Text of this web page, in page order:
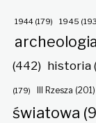
1944(179) 1945
archeologia
(442) historia
(179) III Rzesza (201)
światowa